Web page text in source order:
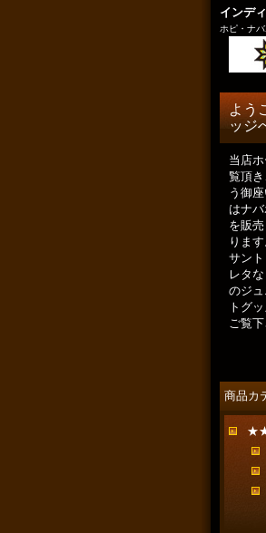
インデ
ホピ・ナ
よう
ッジ
当店
覧頂
う御
はナ
を販
りま
サン
レタ
のジ
トグ
ご覧下
商品カ